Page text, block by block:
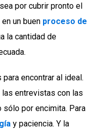
por cubrir pronto el
un buen proceso de
la cantidad de
encontrar al ideal.
las entrevistas con las
sólo por encimita. Para
y paciencia. Y la